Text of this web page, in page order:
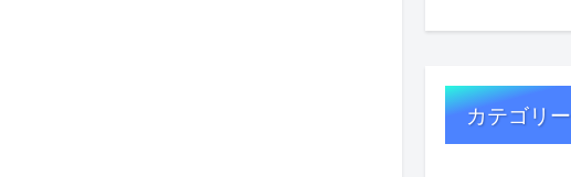
ント（実戦での期待値）
カテゴリー